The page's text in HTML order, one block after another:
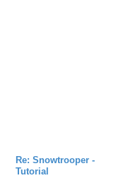
Re: Snowtrooper -
Tutorial